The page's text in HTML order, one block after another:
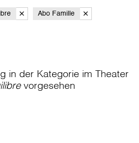
Abo Famille
in der Kategorie im Theater
vorgesehen